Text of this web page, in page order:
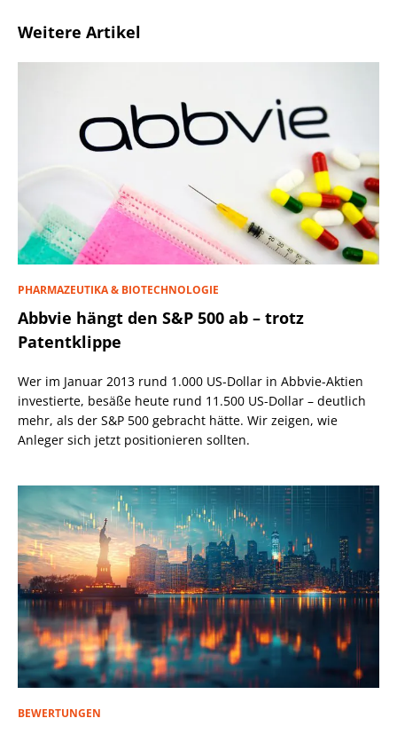
Weitere Artikel
PHARMAZEUTIKA & BIOTECHNOLOGIE
Abbvie hängt den S&P 500 ab – trotz
Patentklippe
Wer im Januar 2013 rund 1.000 US-Dollar in Abbvie-Aktien
investierte, besäße heute rund 11.500 US-Dollar – deutlich
mehr, als der S&P 500 gebracht hätte. Wir zeigen, wie
Anleger sich jetzt positionieren sollten.
BEWERTUNGEN